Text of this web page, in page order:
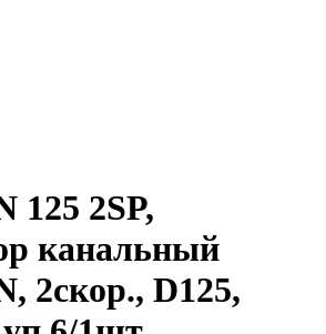
125 2SP,
канальный
2скор., D125,